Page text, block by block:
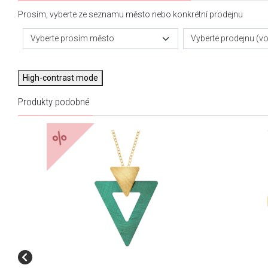
Prosím, vyberte ze seznamu město nebo konkrétní prodejnu
Vyberte prosím město Vyberte prodejnu
High-contrast mode
Produkty podobné
%